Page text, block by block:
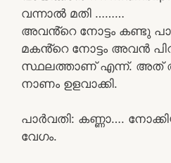
വന്നാൽ മതി ………
അവൻ്റെ നോട്ടം കണ്ടു
മകൻ്റെ നോട്ടം അവൻ
സ്ഥലത്താണ് എന്ന്. അത്
നാണം ഉളവാക്കി.
പാർവതി: കണ്ണാ….
വേഗം.